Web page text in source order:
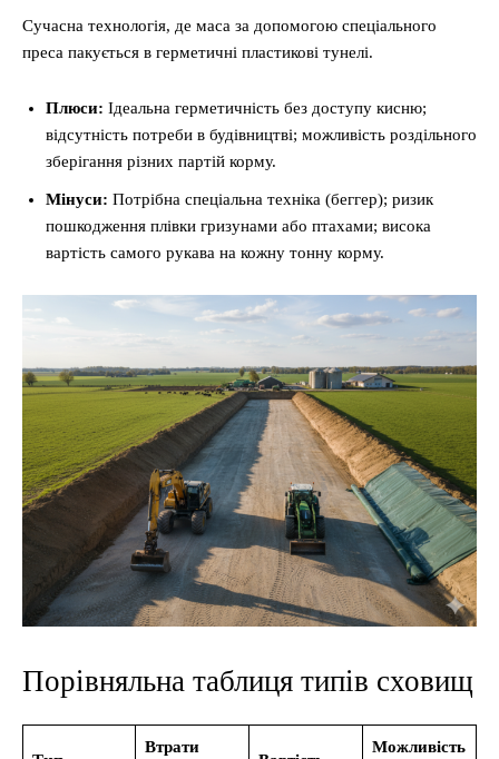
Сучасна технологія, де маса за допомогою спеціального
преса пакується в герметичні пластикові тунелі.
Плюси: Ідеальна герметичність без доступу кисню;
відсутність потреби в будівництві; можливість роздільного
зберігання різних партій корму.
Мінуси: Потрібна спеціальна техніка (беггер); ризик
пошкодження плівки гризунами або птахами; висока
вартість самого рукава на кожну тонну корму.
Порівняльна таблиця типів сховищ
Втрати Можливість